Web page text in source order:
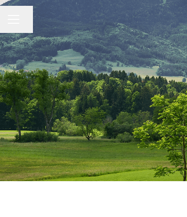
MENÚ DE EMPLEO
Compartir página